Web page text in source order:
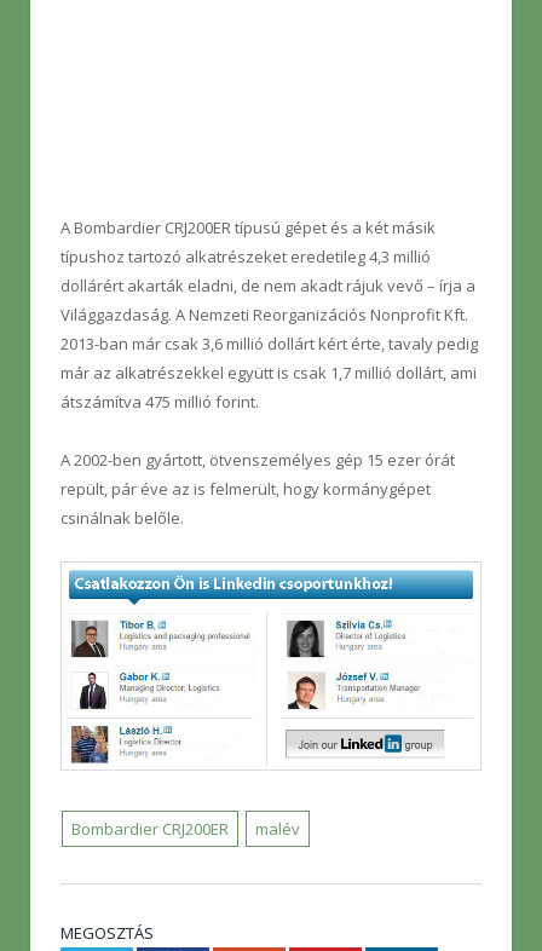
A Bombardier CRJ200ER típusú gépet és a két másik
típushoz tartozó alkatrészeket eredetileg 4,3 millió
dollárért akarták eladni, de nem akadt rájuk vevő – írja a
Világgazdaság. A Nemzeti Reorganizációs Nonprofit Kft.
2013-ban már csak 3,6 millió dollárt kért érte, tavaly pedig
már az alkatrészekkel együtt is csak 1,7 millió dollárt, ami
átszámítva 475 millió forint.
A 2002-ben gyártott, ötvenszemélyes gép 15 ezer órát
repült, pár éve az is felmerült, hogy kormánygépet
csinálnak belőle.
Bombardier CRJ200ER malév
MEGOSZTÁS